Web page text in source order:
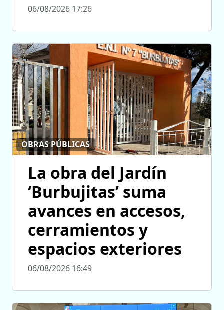
06/08/2026 17:26
OBRAS PÚBLICAS
La obra del Jardín
‘Burbujitas’ suma
avances en accesos,
cerramientos y
espacios exteriores
06/08/2026 16:49